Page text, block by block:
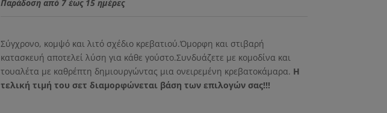
Παράδοση από 7 έως 15 ημέρες
Σύγχρονο, κομψό και λιτό σχέδιο κρεβατιού.Όμορφη και στιβαρή
κατασκευή αποτελεί λύση για κάθε γούστο.Συνδυάζετε με κομοδίνα και
τουαλέτα με καθρέπτη δημιουργώντας μια ονειρεμένη κρεβατοκάμαρα. Η
τελική τιμή του σετ διαμορφώνεται βάση των επιλογών σας!!!